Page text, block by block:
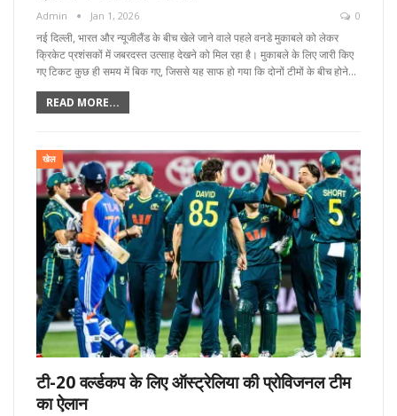
Admin Jan 1, 2026 0
नई दिल्ली, भारत और न्यूजीलैंड के बीच खेले जाने वाले पहले वनडे मुकाबले को लेकर
क्रिकेट प्रशंसकों में जबरदस्त उत्साह देखने को मिल रहा है। मुकाबले के लिए जारी किए
गए टिकट कुछ ही समय में बिक गए, जिससे यह साफ हो गया कि दोनों टीमों के बीच होने…
READ MORE...
खेल
टी-20 वर्ल्डकप के लिए ऑस्ट्रेलिया की प्रोविजनल टीम
का ऐलान